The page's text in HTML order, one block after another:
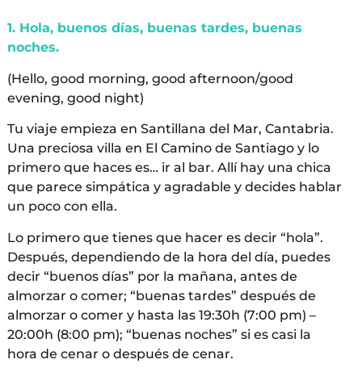
1. Hola, buenos días, buenas tardes, buenas
noches.
(Hello, good morning, good afternoon/good
evening, good night)
Tu viaje empieza en Santillana del Mar, Cantabria.
Una preciosa villa en El Camino de Santiago y lo
primero que haces es… ir al bar. Allí hay una chica
que parece simpática y agradable y decides hablar
un poco con ella.
Lo primero que tienes que hacer es decir “hola”.
Después, dependiendo de la hora del día, puedes
decir “buenos días” por la mañana, antes de
almorzar o comer; “buenas tardes” después de
almorzar o comer y hasta las 19:30h (7:00 pm) –
20:00h (8:00 pm); “buenas noches” si es casi la
hora de cenar o después de cenar.